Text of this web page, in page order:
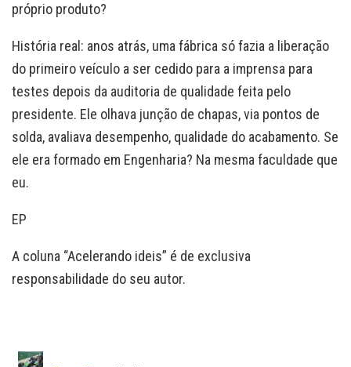
próprio produto?
História real: anos atrás, uma fábrica só fazia a liberação
do primeiro veículo a ser cedido para a imprensa para
testes depois da auditoria de qualidade feita pelo
presidente. Ele olhava junção de chapas, via pontos de
solda, avaliava desempenho, qualidade do acabamento. Se
ele era formado em Engenharia? Na mesma faculdade que
eu.
EP
A coluna “Acelerando ideis” é de exclusiva
responsabilidade do seu autor.